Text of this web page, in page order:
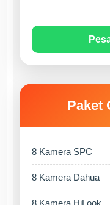
Paket
8 Kamera SPC
8 Kamera Dahua
8 Kamera HiLook